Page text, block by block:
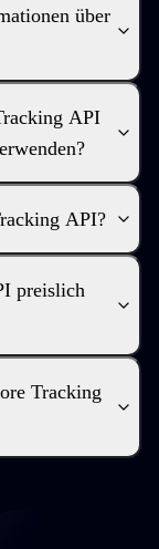
über
API
API?
preislich
Tracking